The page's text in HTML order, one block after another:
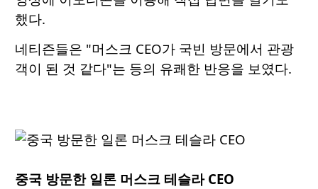
했다.
네티즌들은 "머스크 CEO가 국빈 방문에서 관광
객이 된 것 같다"는 등의 유쾌한 반응을 보였다.
중국 방문한 일론 머스크 테슬라 CEO